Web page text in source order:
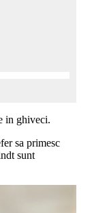
in ghiveci.
sa primesc
sunt